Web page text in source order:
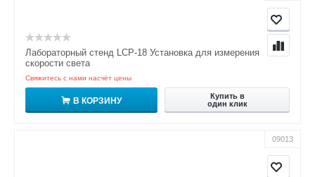
Лабораторный стенд LCP-18 Установка для измерения
скорости света
Свяжитесь с нами насчёт цены
В КОРЗИНУ
Купить в
один клик
09013